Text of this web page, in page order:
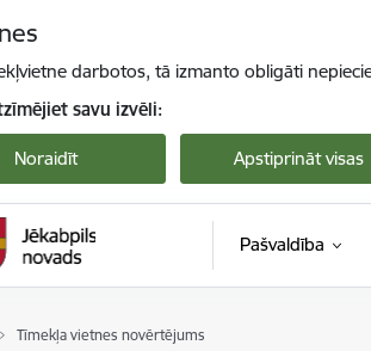
darbotos, tā izmanto obligāti
savu izvēli:
Noraidīt Apstiprināt visas
Pašvaldība
Tīmekļa vietnes novērtējums